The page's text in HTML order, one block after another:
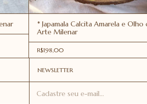
* Japamala Calcita Amarela e
Arte Milenar
R$198,00
NEWSLETTER